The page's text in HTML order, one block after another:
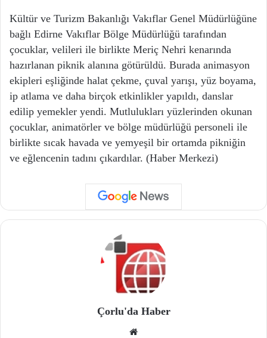
Kültür ve Turizm Bakanlığı Vakıflar Genel Müdürlüğüne
bağlı Edirne Vakıflar Bölge Müdürlüğü tarafından
çocuklar, velileri ile birlikte Meriç Nehri kenarında
hazırlanan piknik alanına götürüldü. Burada animasyon
ekipleri eşliğinde halat çekme, çuval yarışı, yüz boyama,
ip atlama ve daha birçok etkinlikler yapıldı, danslar
edilip yemekler yendi. Mutlulukları yüzlerinden okunan
çocuklar, animatörler ve bölge müdürlüğü personeli ile
birlikte sıcak havada ve yemyeşil bir ortamda pikniğin
ve eğlencenin tadını çıkardılar. (Haber Merkezi)
Çorlu'da Haber